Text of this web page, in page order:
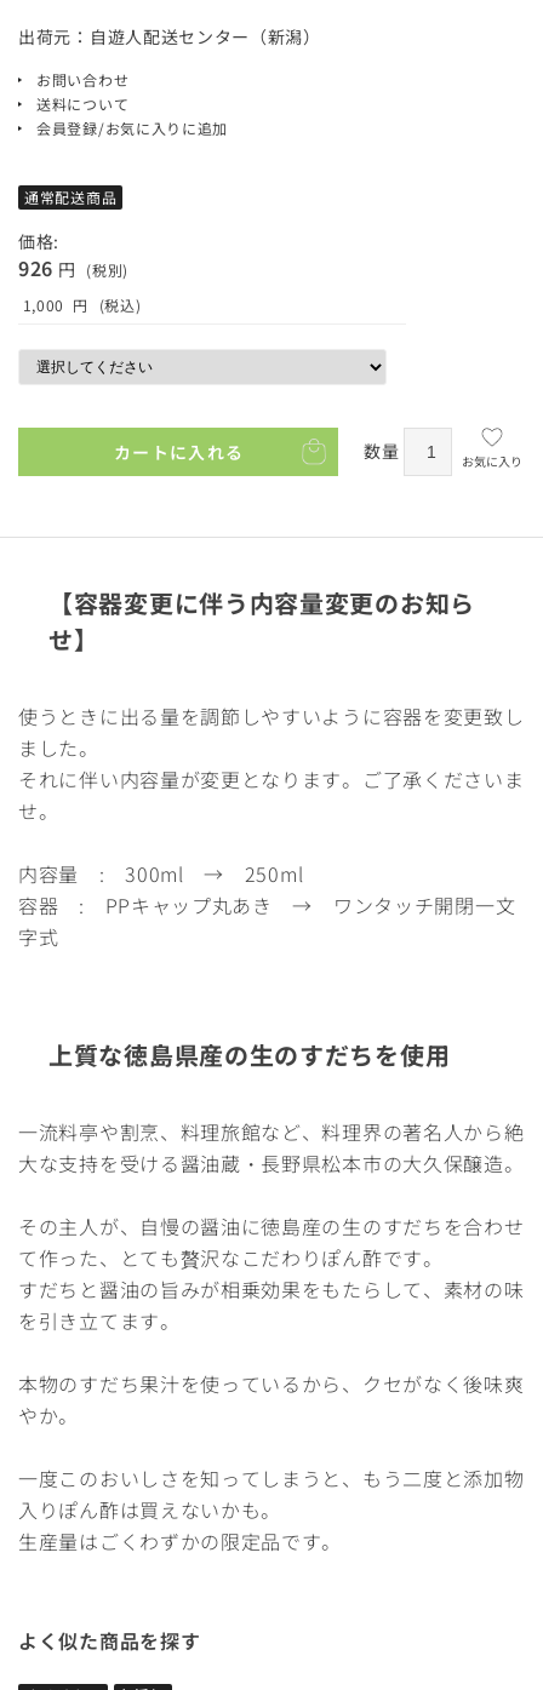
出荷元：自遊人配送センター（新潟）
お問い合わせ
送料について
会員登録/お気に入りに追加
通常配送商品
価格:
926 円
(税別)
1,000 円 (税込)
数量
カートに入れる お気に入り
【容器変更に伴う内容量変更のお知ら
せ】
使うときに出る量を調節しやすいように容器を変更致し
ました。
それに伴い内容量が変更となります。ご了承くださいま
せ。
内容量 : 300ml → 250ml
容器 : PPキャップ丸あき → ワンタッチ開閉一文
字式
上質な徳島県産の生のすだちを使用
一流料亭や割烹、料理旅館など、料理界の著名人から絶
大な支持を受ける醤油蔵・長野県松本市の大久保醸造。
その主人が、自慢の醤油に徳島産の生のすだちを合わせ
て作った、とても贅沢なこだわりぽん酢です。
すだちと醤油の旨みが相乗効果をもたらして、素材の味
を引き立てます。
本物のすだち果汁を使っているから、クセがなく後味爽
やか。
一度このおいしさを知ってしまうと、もう二度と添加物
入りぽん酢は買えないかも。
生産量はごくわずかの限定品です。
よく似た商品を探す